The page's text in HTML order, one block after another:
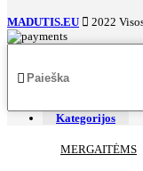
MADUTIS.EU 2022
Kategorijos
MERGAITĖMS